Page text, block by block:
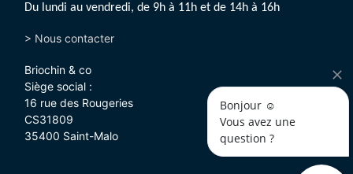
Du lundi au vendredi, de 9h à 11h et de 14h à 16h
> Nous contacter
Briochin & co
Siège social :
16 rue des Rougeries
CS31809
35400 Saint-Malo
Bonjour ☺️
Vous avez une
question ?